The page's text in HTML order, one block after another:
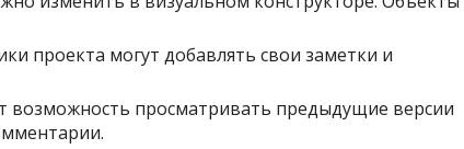
проекта могут добавлять свои заметки и
возможность просматривать предыдущие версии